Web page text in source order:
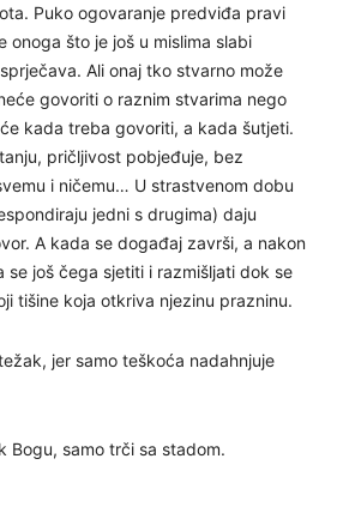
Puko ogovaranje predviđa pravi
onoga što je još u mislima slabi
Ali onaj tko stvarno može
govoriti o raznim stvarima nego
kada treba govoriti, a kada šutjeti.
pričljivost pobjeđuje, bez
i ničemu… U strastvenom dobu
jedni s drugima) daju
A kada se događaj završi, a nakon
se još čega sjetiti i razmišljati dok se
tišine koja otkriva njezinu prazninu.
jer samo teškoća nadahnjuje
Bogu, samo trči sa stadom.